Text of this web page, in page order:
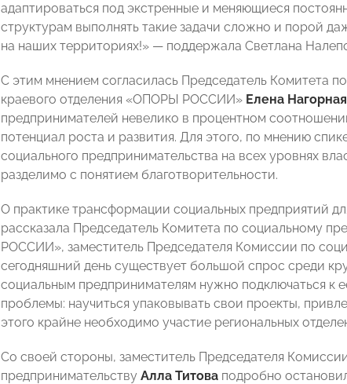
адаптироваться под экстренные и меняющиеся
структурам выполнять такие задачи сложно и порой
на наших территориях!» — поддержала Светлана
С этим мнением согласилась Председатель Комитета
краевого отделения «ОПОРЫ РОССИИ» Елена Нагорная
предпринимателей невелико в процентном
потенциал роста и развития. Для этого, по мнению
социального предпринимательства на всех уровнях
разделимо с понятием благотворительности.
О практике трансформации социальных предприятий
рассказала Председатель Комитета по социальному
РОССИИ», заместитель Председателя Комиссии по
сегодняшний день существует большой спрос среди
социальным предпринимателям нужно подключаться
проблемы: научиться упаковывать свои проекты,
этого крайне необходимо участие региональных
Со своей стороны, заместитель Председателя
предпринимательству Алла Титова подробно